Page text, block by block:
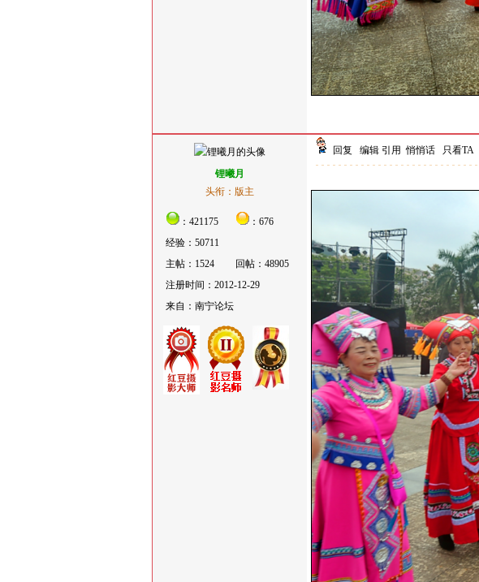
锂曦月
头衔：版主
：421175
：676
经验：50711
主帖：1524
回帖：48905
注册时间：2012-12-29
来自：南宁论坛
回复 编辑 引用 悄悄话 只看TA